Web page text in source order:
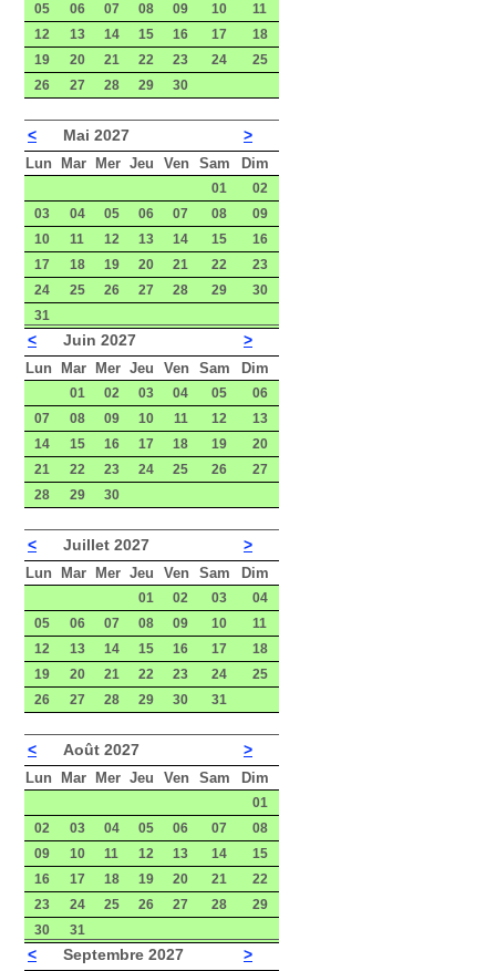
05
06 07 08 09 10
11
12
13 14 15 16 17
18
19
20 21 22 23 24
25
26
27 28 29 30
< Mai 2027 >
Lun Mar Mer Jeu Ven Sam Dim
01
02
03
04 05 06 07 08
09
10
11 12 13 14 15
16
17
18 19 20 21 22
23
24
25 26 27 28 29
30
31
< Juin 2027 >
Lun Mar Mer Jeu Ven Sam Dim
01 02 03 04 05
06
07
08 09 10 11 12
13
14
15 16 17 18 19
20
21
22 23 24 25 26
27
28
29 30
< Juillet 2027 >
Lun Mar Mer Jeu Ven Sam Dim
01 02 03
04
05
06 07 08 09 10
11
12
13 14 15 16 17
18
19
20 21 22 23 24
25
26
27 28 29 30 31
< Août 2027 >
Lun Mar Mer Jeu Ven Sam Dim
01
02
03 04 05 06 07
08
09
10 11 12 13 14
15
16
17 18 19 20 21
22
23
24 25 26 27 28
29
30
31
< Septembre 2027 >